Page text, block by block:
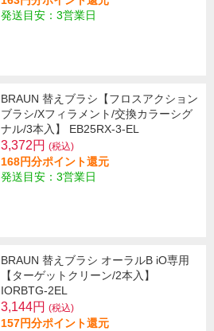
発送目安：3営業日
BRAUN 替えブラシ【フロスアクション
ブラシ/Xフィラメント/交換カラーシグ
ナル/3本入】 EB25RX-3-EL
3,372円 (税込)
168円分ポイント還元
発送目安：3営業日
BRAUN 替えブラシ オーラルB iO専用
【ターゲットクリーン/2本入】
IORBTG-2EL
3,144円 (税込)
157円分ポイント還元